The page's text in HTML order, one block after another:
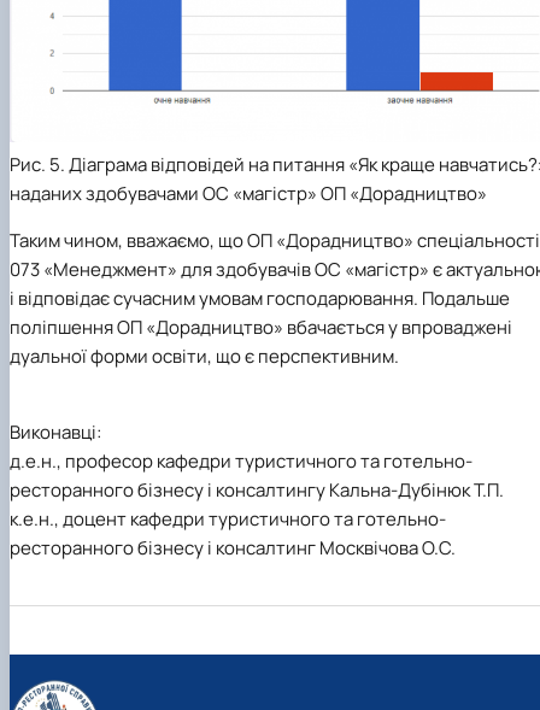
Рис. 5. Діаграма відповідей на питання «Як краще
наданих здобувачами ОС «магістр» ОП «Дорадництво»
Таким чином, вважаємо, що ОП «Дорадництво» спеціальності
073 «Менеджмент» для здобувачів ОС «магістр» є
і відповідає сучасним умовам господарювання. Подальше
поліпшення ОП «Дорадництво» вбачається у впроваджені
дуальної форми освіти, що є перспективним.
Виконавці:
д.е.н., професор кафедри туристичного та готельно-
ресторанного бізнесу і консалтингу Кальна-Дубінюк Т.П.
к.е.н., доцент кафедри туристичного та готельно-
ресторанного бізнесу і консалтинг Москвічова О.С.